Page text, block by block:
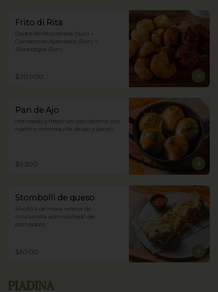
Frito di Rita
Dados de Mozzarella (5un) +
Camarones Apanados (5un) +
Albondigas (5un)
$20.900
Pan de Ajo
Horneado y fresco servido caliente con
nuestra mantequilla de ajo y perejil.
$9.500
Stombolli de queso
Involtini de masa rellena de
mozzarella acompañado de
pomodoro.
$6.900
PIADINA